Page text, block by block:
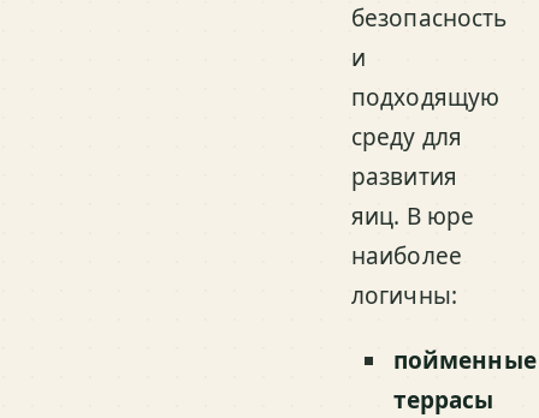
безопасность
и
подходящую
среду для
развития
яиц. В юре
наиболее
логичны:
пойменные
террасы